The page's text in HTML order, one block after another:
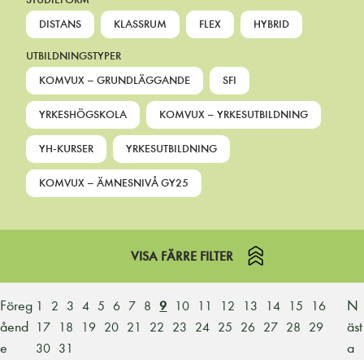
DISTANS
KLASSRUM FLEX HYBRID
UTBILDNINGSTYPER
KOMVUX – GRUNDLÄGGANDE
SFI
YRKESHÖGSKOLA KOMVUX – YRKESUTBILDNING
YH-KURSER YRKESUTBILDNING
KOMVUX – ÄMNESNIVÅ GY25
VISA FÄRRE FILTER
Föreg
åend
e
1 2 3 4 5 6 7 8 9 10 11 12 13 14 15
16
17
18 19 20 21 22 23 24 25 26 27 28
29
30 31
N
äst
a